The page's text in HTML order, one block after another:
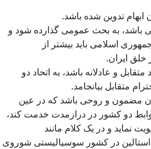
ابهام تدوین شده باشد.
باشد، به بحث عمومی گذارده شود و
اسلامی باید بیشتر از
خلق ایران.
و عادلانه باشد، به اتحاد دو
متقابل بیانجامد.
مضمون و روحی باشد که در عین
دو کشور در درازمدت خدمت کند،
نماید و در یک کلام مانند
استالین در کشور سوسیالیستی شوروی